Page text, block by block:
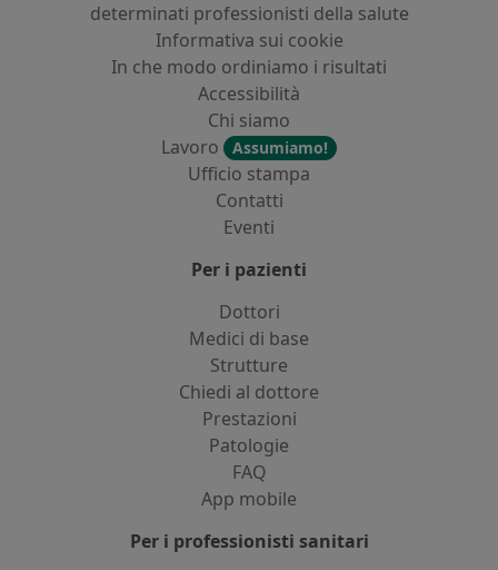
determinati professionisti della salute
Informativa sui cookie
In che modo ordiniamo i risultati
Accessibilità
Chi siamo
Lavoro
Assumiamo!
Ufficio stampa
Contatti
Eventi
Per i pazienti
Dottori
Medici di base
Strutture
Chiedi al dottore
Prestazioni
Patologie
FAQ
App mobile
Per i professionisti sanitari